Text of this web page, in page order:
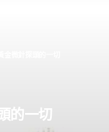
的一切